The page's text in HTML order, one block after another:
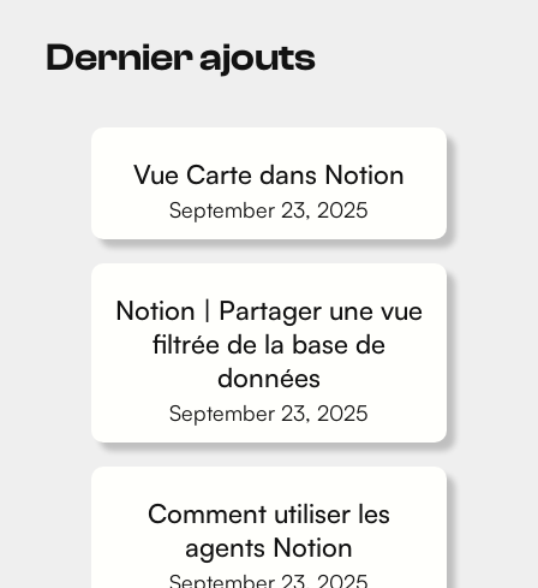
Dernier ajouts
Vue Carte dans Notion
September 23, 2025
Notion | Partager une vue
filtrée de la base de
données
September 23, 2025
Comment utiliser les
agents Notion
September 23, 2025